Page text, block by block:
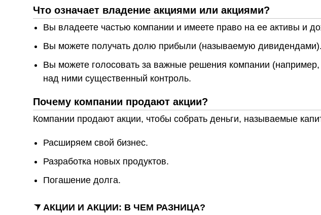
Что означает владение акциями или акциями?
Вы владеете частью компании и имеете право на ее активы и
Вы можете получать долю прибыли (называемую дивидендами).
Вы можете голосовать за важные решения компании
над ними существенный контроль.
Почему компании продают акции?
Компании продают акции, чтобы собрать деньги, называемые
Расширяем свой бизнес.
Разработка новых продуктов.
Погашение долга.
АКЦИИ И АКЦИИ: В ЧЕМ РАЗНИЦА?